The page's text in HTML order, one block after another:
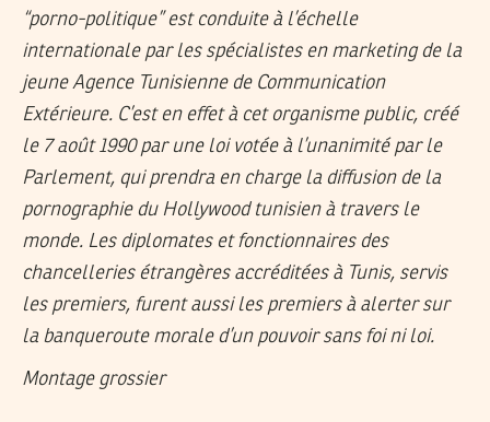
“porno-politique” est conduite à l’échelle
internationale par les spécialistes en marketing de la
jeune Agence Tunisienne de Communication
Extérieure. C’est en effet à cet organisme public, créé
le 7 août 1990 par une loi votée à l’unanimité par le
Parlement, qui prendra en charge la diffusion de la
pornographie du Hollywood tunisien à travers le
monde. Les diplomates et fonctionnaires des
chancelleries étrangères accréditées à Tunis, servis
les premiers, furent aussi les premiers à alerter sur
la banqueroute morale d’un pouvoir sans foi ni loi.
Montage grossier